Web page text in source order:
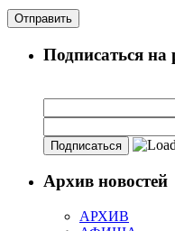
Подписаться на
Архив новостей
АРХИВ